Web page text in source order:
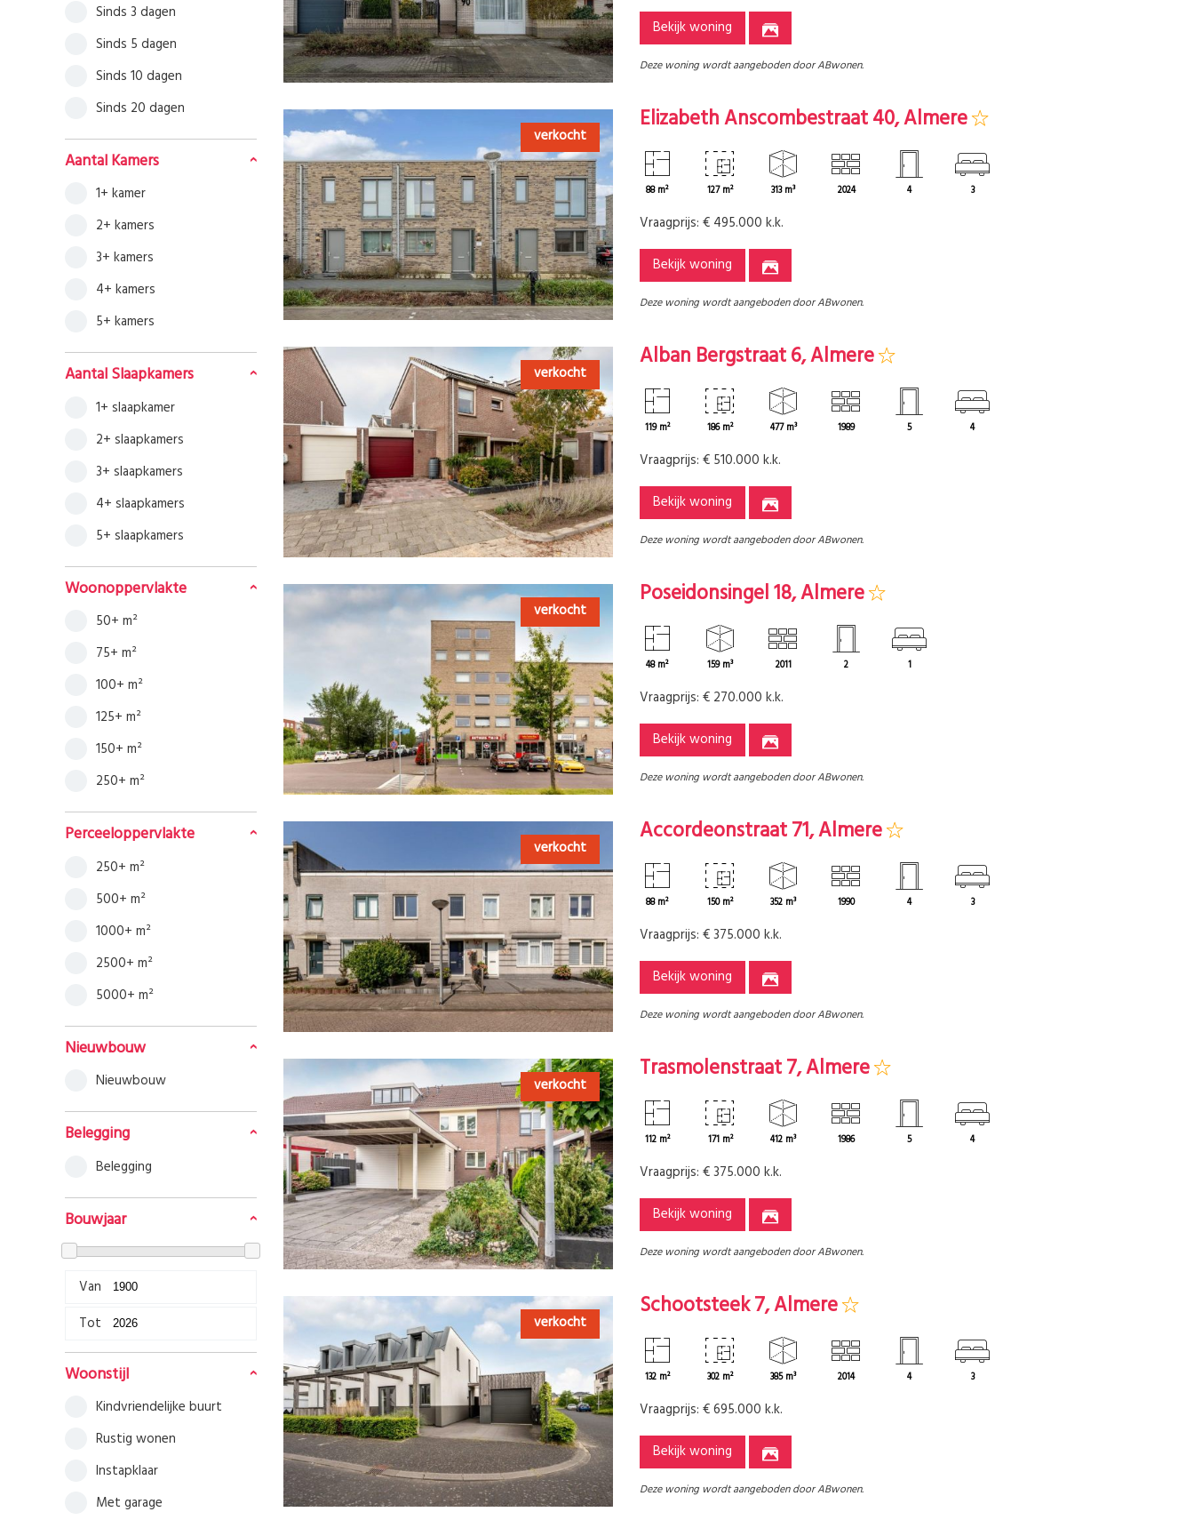
Sinds 3 dagen
Sinds 5 dagen
Sinds 10 dagen
Sinds 20 dagen
Aantal Kamers
1+ kamer
2+ kamers
3+ kamers
4+ kamers
5+ kamers
Aantal Slaapkamers
1+ slaapkamer
2+ slaapkamers
3+ slaapkamers
4+ slaapkamers
5+ slaapkamers
Woonoppervlakte
50+ m²
75+ m²
100+ m²
125+ m²
150+ m²
250+ m²
Perceeloppervlakte
250+ m²
500+ m²
1000+ m²
2500+ m²
5000+ m²
Nieuwbouw
Nieuwbouw
Belegging
Belegging
Bouwjaar
Van
Tot
Woonstijl
kindvriendelijke buurt
rustig wonen
instapklaar
met garage
Bekijk woning
Deze woning wordt aangeboden door ABwonen.
verkocht
Elizabeth Anscombestraat 40, Almere
88 m² 127 m² 313 m³ 2024 4 3
Vraagprijs: € 495.000 k.k.
Bekijk woning
Deze woning wordt aangeboden door ABwonen.
verkocht
Alban Bergstraat 6, Almere
119 m² 186 m² 477 m³ 1989 5 4
Vraagprijs: € 510.000 k.k.
Bekijk woning
Deze woning wordt aangeboden door ABwonen.
verkocht
Poseidonsingel 18, Almere
48 m² 159 m³ 2011 2 1
Vraagprijs: € 270.000 k.k.
Bekijk woning
Deze woning wordt aangeboden door ABwonen.
verkocht
Accordeonstraat 71, Almere
88 m² 150 m² 352 m³ 1990 4 3
Vraagprijs: € 375.000 k.k.
Bekijk woning
Deze woning wordt aangeboden door ABwonen.
verkocht
Trasmolenstraat 7, Almere
112 m² 171 m² 412 m³ 1986 5 4
Vraagprijs: € 375.000 k.k.
Bekijk woning
Deze woning wordt aangeboden door ABwonen.
verkocht
Schootsteek 7, Almere
132 m² 302 m² 385 m³ 2014 4 3
Vraagprijs: € 695.000 k.k.
Bekijk woning
Deze woning wordt aangeboden door ABwonen.